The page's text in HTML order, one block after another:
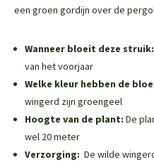
een groen gordijn over de
Wanneer bloeit deze struik:
van het voorjaar
Welke kleur hebben de
wingerd zijn groengeel
Hoogte van de plant: De
wel 20 meter
Verzorging: De wilde